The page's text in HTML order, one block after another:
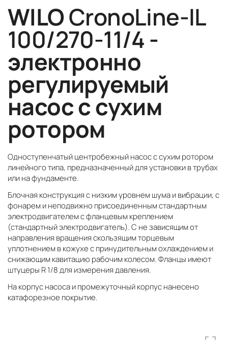
WILOCronoLine-IL
100/270-11/4-
электронно
регулируемый
насос с сухим
ротором
Одноступенчатый центробежный насос с сухим ротором
линейного типа, предназначенный для установки в трубах
или на фундаменте.
Блочная конструкция с низким уровнем шума и вибрации, с
фонарем и неподвижно присоединенным стандартным
электродвигателем с фланцевым креплением
(стандартный электродвигатель). С не зависящим от
направления вращения скользящим торцевым
уплотнением в кожухе с принудительным охлаждением и
снижающим кавитацию рабочим колесом. Фланцы имеют
штуцеры R 1/8 для измерения давления.
На корпус насоса и промежуточный корпус нанесено
катафорезное покрытие.